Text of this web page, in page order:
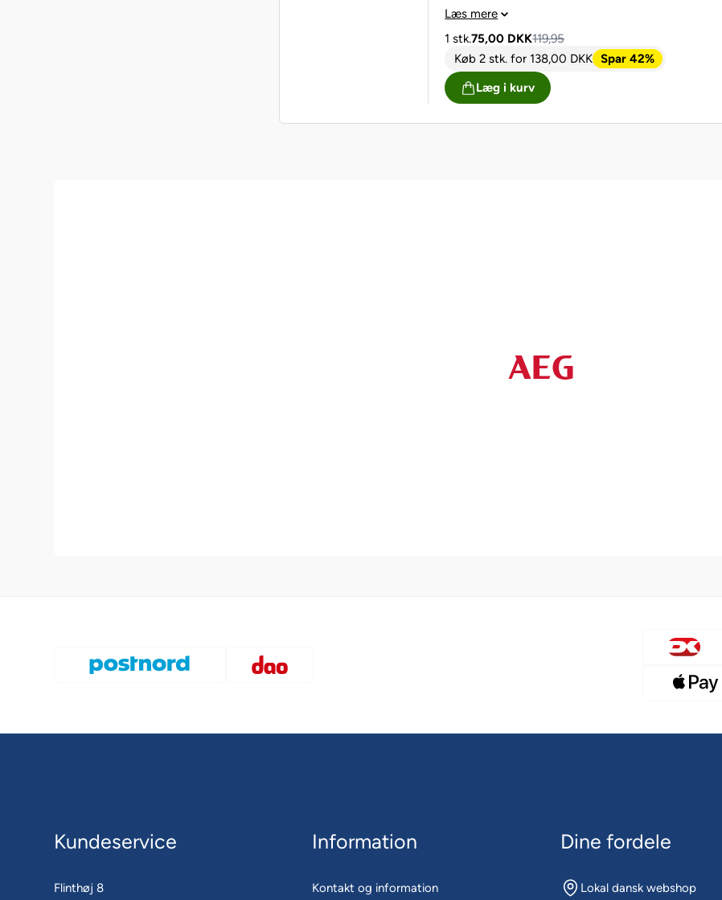
S 5000 - S 5999
S 6000 - S 6999
• Miele Compact serien
• Miele Automatic
• Miele Black Diamond
Læs mere
1 stk.75,00 DKK119,95
Køb 2 stk. for 138,00 DKK Spar 42%
Læg i kurv
Kundeservice
Flinthøj 8
Information
Kontakt og information
Dine fordele
Lokal dansk webshop